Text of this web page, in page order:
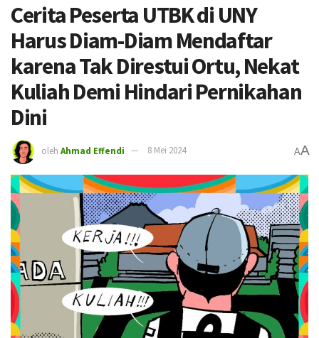
Cerita Peserta UTBK di UNY
Harus Diam-Diam Mendaftar
karena Tak Direstui Ortu, Nekat
Kuliah Demi Hindari Pernikahan
Dini
oleh Ahmad Effendi 8 Mei 2024 AA